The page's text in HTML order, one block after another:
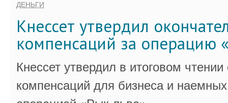
ДЕНЬГИ
Кнессет утвердил
компенсаций за операцию
Кнессет утвердил в итоговом
компенсаций для бизнеса и